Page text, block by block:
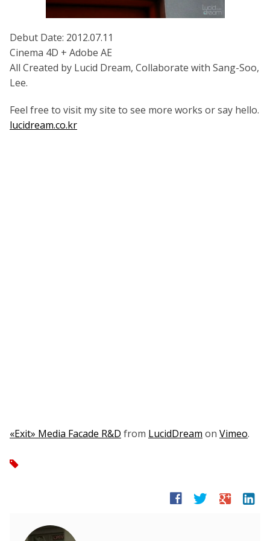
Debut Date: 2012.07.11
Cinema 4D + Adobe AE
All Created by Lucid Dream, Collaborate with Sang-Soo,
Lee.
Feel free to visit my site to see more works or say hello.
lucidream.co.kr
«Exit» Media Facade R&D from LucidDream on Vimeo.
tag
facebook twitter google linkedin